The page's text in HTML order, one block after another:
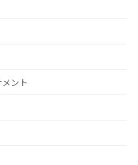
ント